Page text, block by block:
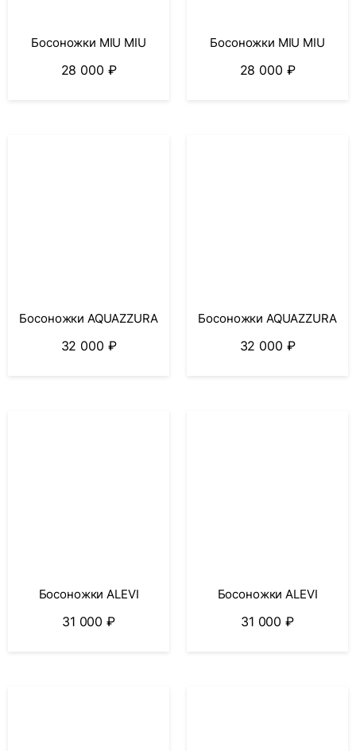
Босоножки MIU MIU
28 000 ₽
Босоножки MIU MIU
28 000 ₽
Босоножки AQUAZZURA
32 000 ₽
Босоножки AQUAZZURA
32 000 ₽
Босоножки ALEVI
31 000₽
Босоножки ALEVI
31 000₽